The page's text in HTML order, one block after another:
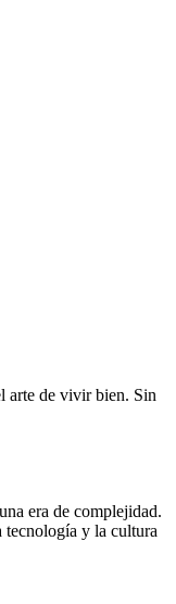
arte de vivir bien. Sin
era de complejidad.
tecnología y la cultura